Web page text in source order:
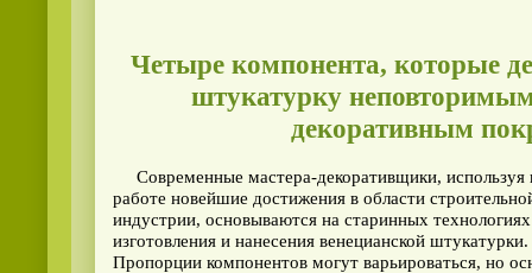
Четыре компонента, которые
штукатурку
декоративным
Современные мастера-декоративщики, используя
работе новейшие достижения в области
индустрии, основываются на старинных технологиях
изготовления и нанесения венецианской штукатурки.
Пропорции компонентов могут варьироваться, но